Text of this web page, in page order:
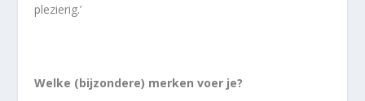
plezierig.’
Welke (bijzondere) merken voer je?